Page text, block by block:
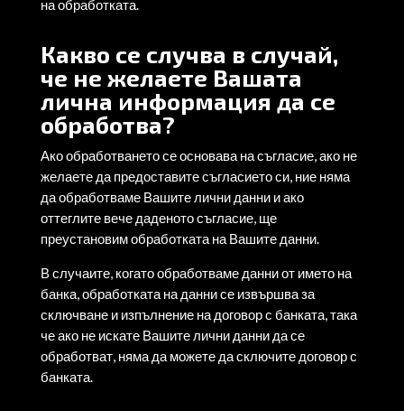
на обработката.
Какво се случва в случай,
че не желаете Вашата
лична информация да се
обработва?
Ако обработването се основава на съгласие, ако не
желаете да предоставите съгласието си, ние няма
да обработваме Вашите лични данни и ако
оттеглите вече даденото съгласие, ще
преустановим обработката на Вашите данни.
В случаите, когато обработваме данни от името на
банка, обработката на данни се извършва за
сключване и изпълнение на договор с банката, така
че ако не искате Вашите лични данни да се
обработват, няма да можете да сключите договор с
банката.